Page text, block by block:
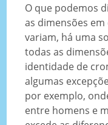
O que podemos
as dimensões
variam, há uma
todas as
identidade de
algumas
por exemplo,
entre homens e